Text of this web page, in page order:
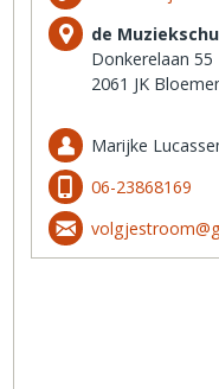
de
Donkerelaan 55
2061 JK
Marijke
06-23868169